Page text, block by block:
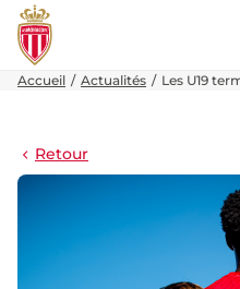
Accueil Actualités Les U19
Retour